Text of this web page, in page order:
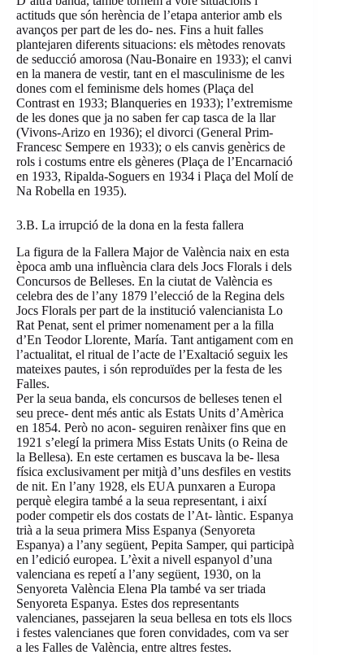
actituds que són herència de l’etapa anterior amb els
avanços per part de les do- nes. Fins a huit falles
plantejaren diferents situacions: els mètodes renovats
de seducció amorosa (Nau-Bonaire en 1933); el canvi
en la manera de vestir, tant en el masculinisme de les
dones com el feminisme dels homes (Plaça del
Contrast en 1933; Blanqueries en 1933); l’extremisme
de les dones que ja no saben fer cap tasca de la llar
(Vivons-Arizo en 1936); el divorci (General Prim-
Francesc Sempere en 1933); o els canvis genèrics de
rols i costums entre els gèneres (Plaça de l’Encarnació
en 1933, Ripalda-Soguers en 1934 i Plaça del Molí de
Na Robella en 1935).
3.B. La irrupció de la dona en la festa fallera
La figura de la Fallera Major de València naix en esta
època amb una influència clara dels Jocs Florals i dels
Concursos de Belleses. En la ciutat de València es
celebra des de l’any 1879 l’elecció de la Regina dels
Jocs Florals per part de la institució valencianista Lo
Rat Penat, sent el primer nomenament per a la filla
d’En Teodor Llorente, María. Tant antigament com en
l’actualitat, el ritual de l’acte de l’Exaltació seguix les
mateixes pautes, i són reproduïdes per la festa de les
Falles.
Per la seua banda, els concursos de belleses tenen el
seu prece- dent més antic als Estats Units d’Amèrica
en 1854. Però no acon- seguiren renàixer fins que en
1921 s’elegí la primera Miss Estats Units (o Reina de
la Bellesa). En este certamen es buscava la be- llesa
física exclusivament per mitjà d’uns desfiles en vestits
de nit. En l’any 1928, els EUA punxaren a Europa
perquè elegira també a la seua representant, i així
poder competir els dos costats de l’At- làntic. Espanya
trià a la seua primera Miss Espanya (Senyoreta
Espanya) a l’any següent, Pepita Samper, qui participà
en l’edició europea. L’èxit a nivell espanyol d’una
valenciana es repetí a l’any següent, 1930, on la
Senyoreta València Elena Pla també va ser triada
Senyoreta Espanya. Estes dos representants
valencianes, passejaren la seua bellesa en tots els llocs
i festes valencianes que foren convidades, com va ser
a les Falles de València, entre altres festes.